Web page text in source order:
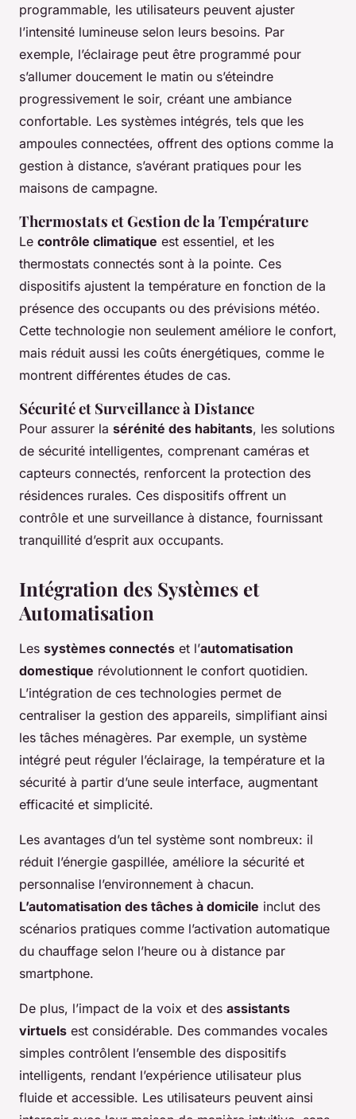
programmable, les utilisateurs peuvent ajuster
l’intensité lumineuse selon leurs besoins. Par
exemple, l’éclairage peut être programmé pour
s’allumer doucement le matin ou s’éteindre
progressivement le soir, créant une ambiance
confortable. Les systèmes intégrés, tels que les
ampoules connectées, offrent des options comme la
gestion à distance, s’avérant pratiques pour les
maisons de campagne.
Thermostats et Gestion de la Température
Le contrôle climatique est essentiel, et les
thermostats connectés sont à la pointe. Ces
dispositifs ajustent la température en fonction de la
présence des occupants ou des prévisions météo.
Cette technologie non seulement améliore le confort,
mais réduit aussi les coûts énergétiques, comme le
montrent différentes études de cas.
Sécurité et Surveillance à Distance
Pour assurer la sérénité des habitants, les solutions
de sécurité intelligentes, comprenant caméras et
capteurs connectés, renforcent la protection des
résidences rurales. Ces dispositifs offrent un
contrôle et une surveillance à distance, fournissant
tranquillité d’esprit aux occupants.
Intégration des Systèmes et
Automatisation
Les systèmes connectés et l’automatisation
domestique révolutionnent le confort quotidien.
L’intégration de ces technologies permet de
centraliser la gestion des appareils, simplifiant ainsi
les tâches ménagères. Par exemple, un système
intégré peut réguler l’éclairage, la température et la
sécurité à partir d’une seule interface, augmentant
efficacité et simplicité.
Les avantages d’un tel système sont nombreux: il
réduit l’énergie gaspillée, améliore la sécurité et
personnalise l’environnement à chacun.
L’automatisation des tâches à domicile inclut des
scénarios pratiques comme l’activation automatique
du chauffage selon l’heure ou à distance par
smartphone.
De plus, l’impact de la voix et des assistants
virtuels est considérable. Des commandes vocales
simples contrôlent l’ensemble des dispositifs
intelligents, rendant l’expérience utilisateur plus
fluide et accessible. Les utilisateurs peuvent ainsi